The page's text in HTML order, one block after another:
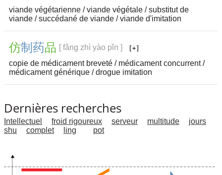
viande végétarienne / viande végétale / substitut de
viande / succédané de viande / viande d'imitation
仿制 药品 [ fǎng zhì yào pǐn ]
copie de médicament breveté / médicament concurrent /
médicament générique / drogue imitation
Dernières recherches
Intellectuel froid rigoureux serveur multitude
jours
shu
complet ling pot